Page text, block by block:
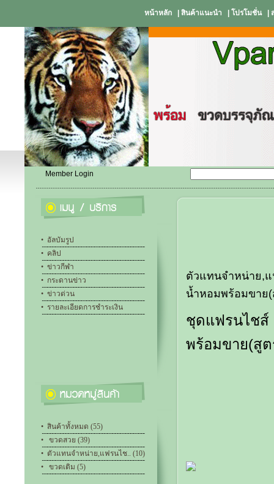
หน้าหลัก สินค้าแนะนำ โปรโมชั่น
Member Login
• อัลบัมรูป
• คลิป
• ข่าวกีฬา
• กระดานข่าว
• ข่าวด่วน
• รายละเอียดการชำระเงิน
• สินค้าทั้งหมด (55)
•
ขวดสวย (39)
• ตัวแทนจำหน่าย,แฟรนไช.. (10)
•
ขวดเติม (5)
ตัวแทนจำหน่าย,
น้ำหอมพร้อมขาย
ชุดแฟรนไชส์
พร้อมขาย(สู